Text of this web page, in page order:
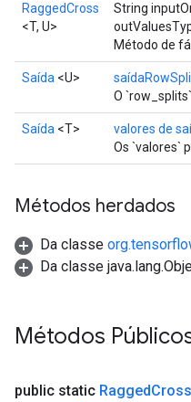
RaggedCross
<T, U>
String
Método de
Saída <U>
O
Saída <T> valores de
Os `valores`
Métodos herdados
Da classe
Da classe
Métodos
public static RaggedCross